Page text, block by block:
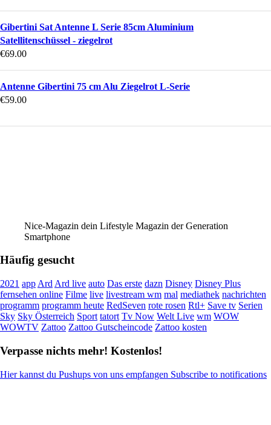
Gibertini Sat Antenne L Serie 85cm Aluminium
Satellitenschüssel - ziegelrot
€69.00
Antenne Gibertini 75 cm Alu Ziegelrot L-Serie
€59.00
Nice-Magazin dein Lifestyle Magazin der Generation
Smartphone
Häufig gesucht
2021 app Ard Ard live auto Das erste dazn Disney Disney Plus
fernsehen online Filme live livestream wm mal mediathek nachrichten
programm programm heute RedSeven rote rosen Rtl+ Save tv Serien
Sky Sky Österreich Sport tatort Tv Now Welt Live wm WOW
WOWTV Zattoo Zattoo Gutscheincode Zattoo kosten
Verpasse nichts mehr! Kostenlos!
Hier kannst du Pushups von uns empfangen Subscribe to notifications